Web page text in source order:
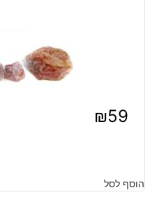
₪59
הוסף לסל